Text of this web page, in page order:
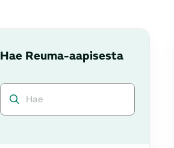
Hae Reuma-aapisesta